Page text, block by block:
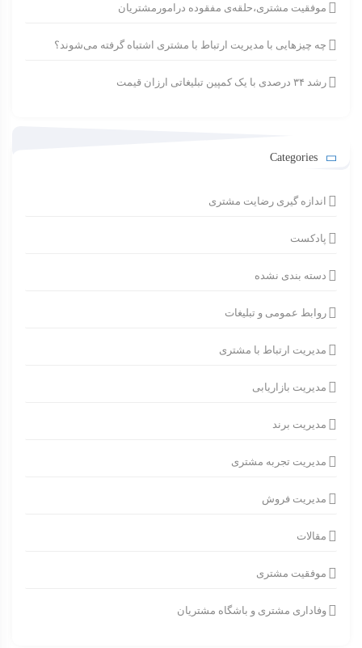
موفقیت مشتری،حلقه‌ی مفقوده درامورمشتریان
چه چیزهایی با مدیریت ارتباط با مشتری اشتباه گرفته می‌شوند؟
رشد ۳۴ درصدی با یک کمپین تبلیغاتی ارزان قیمت
Categories
اندازه گیری رضایت مشتری
پادکست
دسته بندی نشده
روابط عمومی و تبلیغات
مدیریت ارتباط با مشتری
مدیریت بازاریابی
مدیریت برند
مدیریت تجربه مشتری
مدیریت فروش
مقالات
موفقیت مشتری
وفاداری مشتری و باشگاه مشتریان